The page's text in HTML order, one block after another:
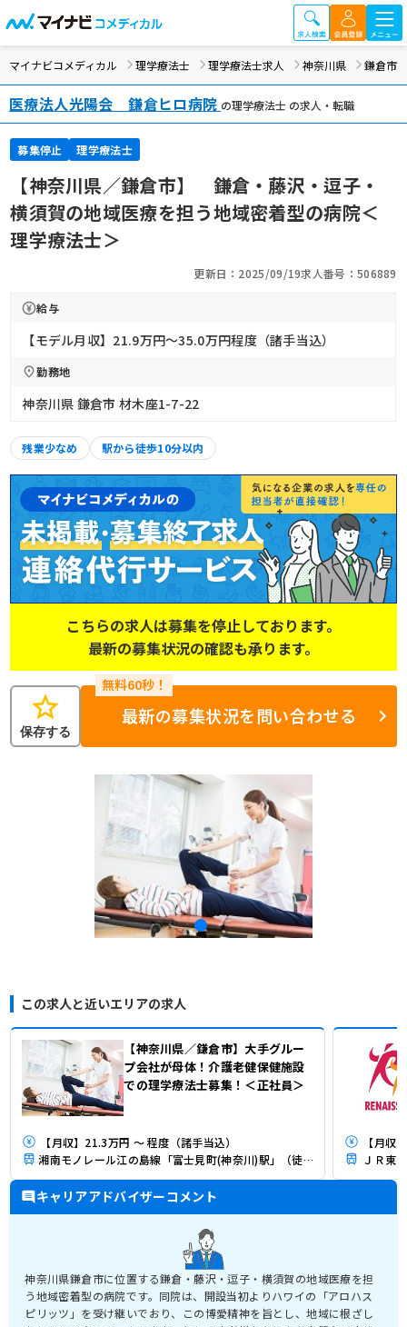
マイナビコメディカル 理学療法士 理学療法士求人 神奈川県 鎌倉市
医療法人光陽会 鎌倉ヒロ病院 の理学療法士 の求人・転職
募集停止 理学療法士
【神奈川県／鎌倉市】 鎌倉・藤沢・逗子・
横須賀の地域医療を担う地域密着型の病院＜
理学療法士＞
更新日：2025/09/19求人番号：506889
給与
【モデル月収】21.9万円〜35.0万円程度（諸手当込）
勤務地
神奈川県 鎌倉市 材木座1-7-22
残業少なめ 駅から徒歩10分以内
こちらの求人は募集を停止しております。
最新の募集状況の確認も承ります。
star
保存する
最新の募集状況を問い合わせる
この求人と近いエリアの求人
【神奈川県／鎌倉市】大手グルー
プ会社が母体！介護老健保健施設
での理学療法士募集！＜正社員＞
【月収】21.3万円 ～ 程度（諸手当込）
湘南モノレール江の島線「富士見町(神奈川)駅」（徒歩7分）
【月収
ＪＲ東
キャリアアドバイザーコメント
神奈川県鎌倉市に位置する鎌倉・藤沢・逗子・横須賀の地域医療を担
う地域密着型の病院です。同院は、開設当初よりハワイの「アロハス
ピリッツ」を受け継いでおり、この博愛精神を旨とし、地域に根ざし